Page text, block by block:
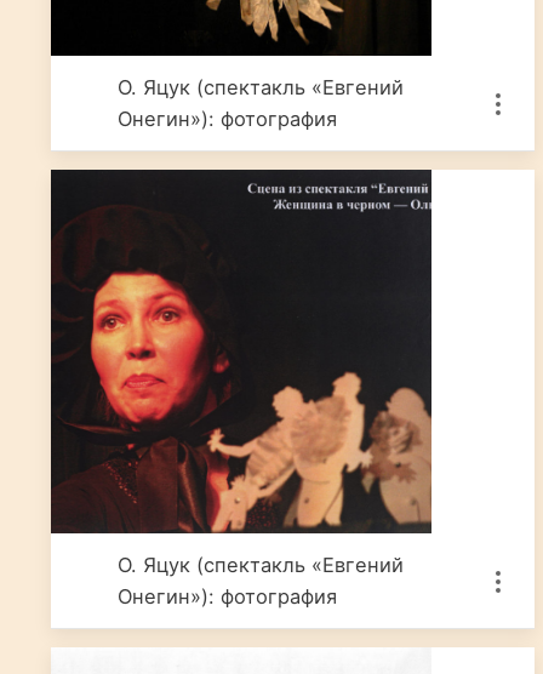
О. Яцук (спектакль «Евгений
Онегин»): фотография
О. Яцук (спектакль «Евгений
Онегин»): фотография